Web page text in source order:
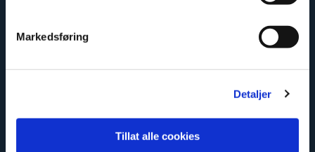
Markedsføring
Detaljer
Tillat alle cookies